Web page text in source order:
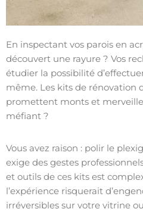
En inspectant vos parois en
découvert une rayure ? Vos
étudier la possibilité
même. Les kits de rénovation
promettent monts et
méfiant ?
Vous avez raison : polir le
exige des gestes
et outils de ces kits est
l’expérience risquerait
irréversibles sur votre vitrine